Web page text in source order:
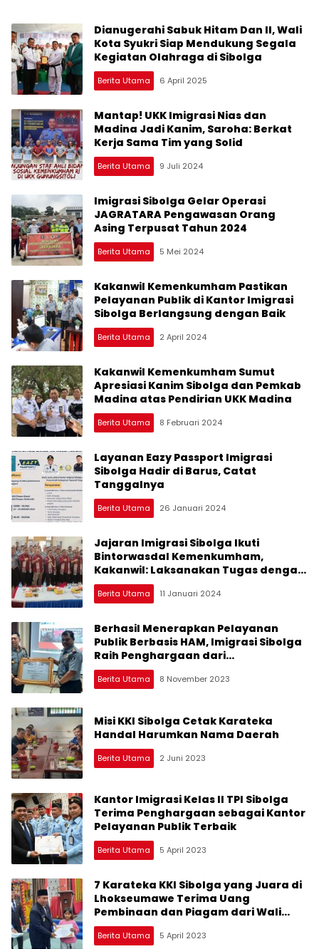
Dianugerahi Sabuk Hitam Dan II, Wali
Kota Syukri Siap Mendukung Segala
Kegiatan Olahraga di Sibolga
Berita Utama 6 April 2025
Mantap! UKK Imigrasi Nias dan
Madina Jadi Kanim, Saroha: Berkat
Kerja Sama Tim yang Solid
Berita Utama 9 Juli 2024
Imigrasi Sibolga Gelar Operasi
JAGRATARA Pengawasan Orang
Asing Terpusat Tahun 2024
Berita Utama 5 Mei 2024
Kakanwil Kemenkumham Pastikan
Pelayanan Publik di Kantor Imigrasi
Sibolga Berlangsung dengan Baik
Berita Utama 2 April 2024
Kakanwil Kemenkumham Sumut
Apresiasi Kanim Sibolga dan Pemkab
Madina atas Pendirian UKK Madina
Berita Utama 8 Februari 2024
Layanan Eazy Passport Imigrasi
Sibolga Hadir di Barus, Catat
Tanggalnya
Berita Utama 26 Januari 2024
Jajaran Imigrasi Sibolga Ikuti
Bintorwasdal Kemenkumham,
Kakanwil: Laksanakan Tugas dengan
Iklas Tanpa Ada Pungli
Berita Utama 11 Januari 2024
Berhasil Menerapkan Pelayanan
Publik Berbasis HAM, Imigrasi Sibolga
Raih Penghargaan dari
Kemenkumham
Berita Utama 8 November 2023
Misi KKI Sibolga Cetak Karateka
Handal Harumkan Nama Daerah
Berita Utama 2 Juni 2023
Kantor Imigrasi Kelas II TPI Sibolga
Terima Penghargaan sebagai Kantor
Pelayanan Publik Terbaik
Berita Utama 5 April 2023
7 Karateka KKI Sibolga yang Juara di
Lhokseumawe Terima Uang
Pembinaan dan Piagam dari Wali
Kota
Berita Utama 5 April 2023